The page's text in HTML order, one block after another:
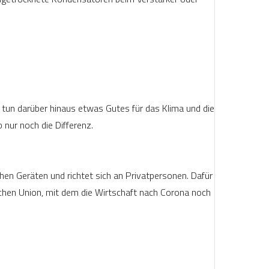
darüber hinaus etwas Gutes für das Klima und die
noch die Differenz.
Geräten und richtet sich an Privatpersonen. Dafür
Union, mit dem die Wirtschaft nach Corona noch